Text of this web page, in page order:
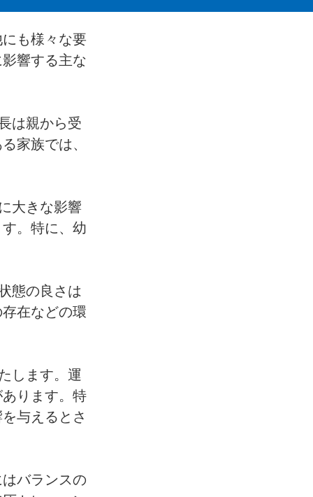
も様々な要
響する主な
は親から受
家族では、
大きな影響
。特に、幼
態の良さは
在などの環
します。運
ります。特
与えるとさ
バランスの